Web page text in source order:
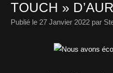
TOUCH »
Publié le 27 Janvier 2022 par